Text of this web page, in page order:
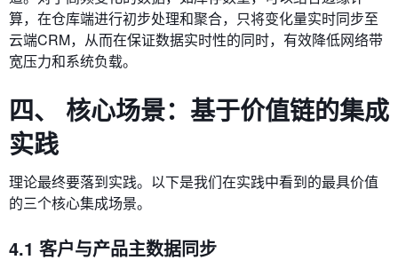
算，在仓库端进行初步处理和聚合，只将变化量实时同步至
云端CRM，从而在保证数据实时性的同时，有效降低网络带
宽压力和系统负载。
四、 核心场景：基于价值链的集成
实践
理论最终要落到实践。以下是我们在实践中看到的最具价值
的三个核心集成场景。
4.1 客户与产品主数据同步